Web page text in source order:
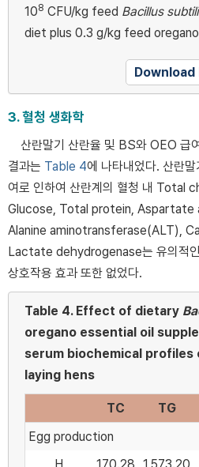
108 CFU/kg feed Bacillus
diet plus 0.3 g/kg feed
Download
3. 혈청 생화학
산란말기 산란율 및 BS와 OEO 급
결과는 Table 4에 나타내었다. 산란
여로 인하여 산란계의 혈청 내 Total
Glucose, Total protein,
Alanine aminotransferase(ALT),
Lactate dehydrogenase는 유의적인
상호작용 효과 또한 없었다.
Table 4. Effect of dietary
oregano essential oil
serum biochemical profiles
laying hens
TC TG
Egg production